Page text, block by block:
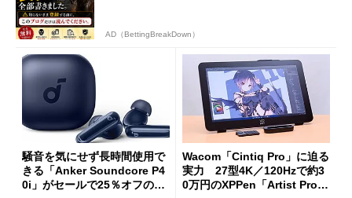
AD（BettingBreakDown）
騒音を気にせず長時間使用で
きる「Anker Soundcore P4
0i」がセールで25％オフの59
Wacom「Cintiq Pro」に迫る
実力 27型4K／120Hzで約3
0万円のXPPen「Artist Pro 2